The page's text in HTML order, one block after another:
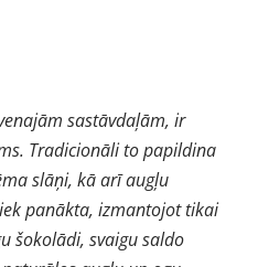
sastāvdaļām, ir
Tradicionāli to papildina
slāņi, kā arī augļu
panākta, izmantojot tikai
šokolādi, svaigu saldo